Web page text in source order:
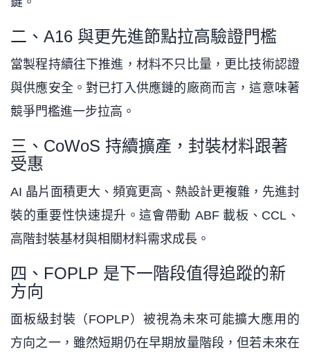
二、A16 與更先進節點拉高驗證門檻
當製程持續往下推進，材料不只比量，更比技術認證
與供應安全。對已打入供應鏈的廠商而言，這意味著
競爭門檻進一步拉高。
三、CoWoS 持續擴產，封裝材料跟著
受惠
AI 晶片面積更大、頻寬更高、熱設計更複雜，先進封
裝的重要性快速提升。這會帶動 ABF 載板、CCL、
高階封裝基材與相關材料需求成長。
四、FOPLP 是下一階段值得追蹤的新
方向
面板級封裝（FOPLP）被視為未來可能擴大應用的
方向之一，雖然短期仍在早期放量階段，但若未來在